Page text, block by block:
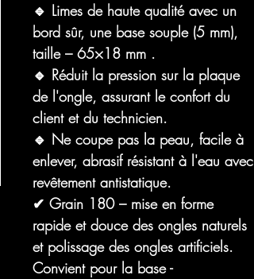
🔹 Limes de haute qualité avec un
bord sûr, une base souple (5 mm),
taille – 65×18 mm .
🔹 Réduit la pression sur la plaque
de l'ongle, assurant le confort du
client et du technicien.
🔹 Ne coupe pas la peau, facile à
enlever, abrasif résistant à l'eau avec
revêtement antistatique.
✔ Grain 180 – mise en forme
rapide et douce des ongles naturels
et polissage des ongles artificiels.
Convient pour la base -